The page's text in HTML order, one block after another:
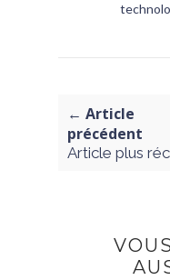
← Article
précédent
Article plus